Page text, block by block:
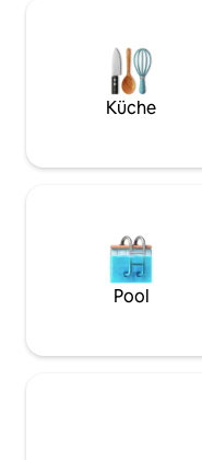
eigenem Bad, einer
Küche und einem
Gartenbereich,
Pools, Volleyball-/
verfügbar.
Küche
Pool